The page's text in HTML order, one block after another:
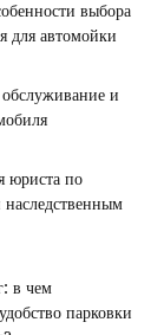
выбора
для автомойки
обслуживание и
юриста по
наследственным
в чем
парковки